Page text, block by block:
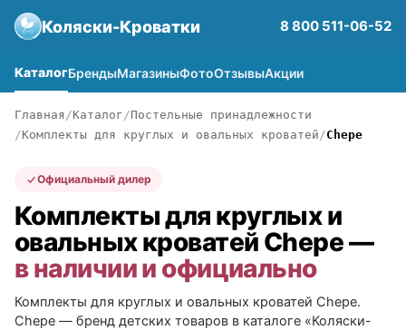
Коляски-Кроватки 8 800 511-06-52
КаталогБрендыМагазиныФотоОтзывыАкции
Главная Каталог
Постельные принадлежности
Комплекты для круглых и овальных кроватей
Chepe
Официальный дилер
Комплекты для круглых и
овальных кроватей Chepe —
в наличии и официально
Комплекты для круглых и овальных кроватей Chepe.
Chepe — бренд детских товаров в каталоге «Коляски-